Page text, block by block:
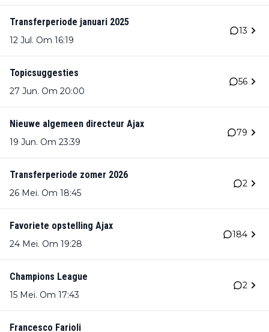
Transferperiode januari 2025
12 Jul. Om 16:19
13
Topicsuggesties
27 Jun. Om 20:00
56
Nieuwe algemeen directeur Ajax
19 Jun. Om 23:39
79
Transferperiode zomer 2026
26 Mei. Om 18:45
2
Favoriete opstelling Ajax
24 Mei. Om 19:28
184
Champions League
15 Mei. Om 17:43
2
Francesco Farioli